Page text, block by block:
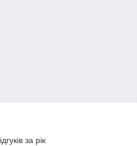
за рік